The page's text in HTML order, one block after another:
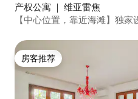
产权公寓 ｜ 维亚雷焦
【中心位置，靠近海滩】独
房客推荐
房客推荐